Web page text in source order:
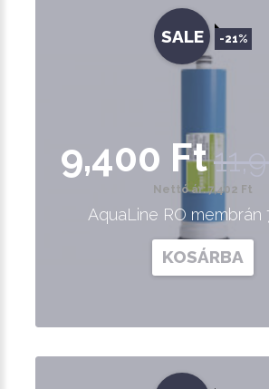
SALE -21%
9,400 Ft
Nettó ár: 7,402 Ft
AquaLine RO membrán
KOSÁRBA